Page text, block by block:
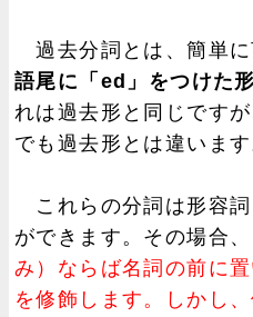
過去分詞とは、簡単
語尾に「ed」をつけた形
れは過去形と同じです
でも過去形とは違います
これらの分詞は形容詞
ができます。その場合、
み）ならば名詞の前に
を修飾します。しかし